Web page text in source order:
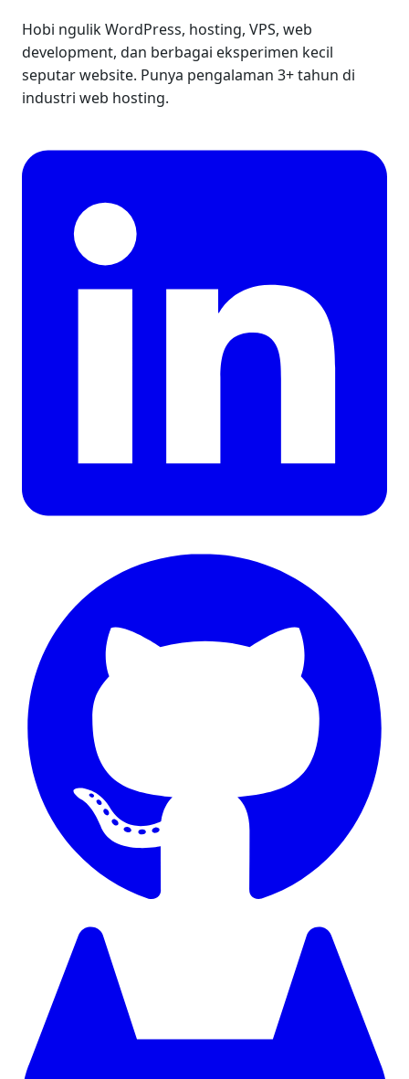
Hobi ngulik WordPress, hosting, VPS, web
development, dan berbagai eksperimen kecil
seputar website. Punya pengalaman 3+ tahun di
industri web hosting.